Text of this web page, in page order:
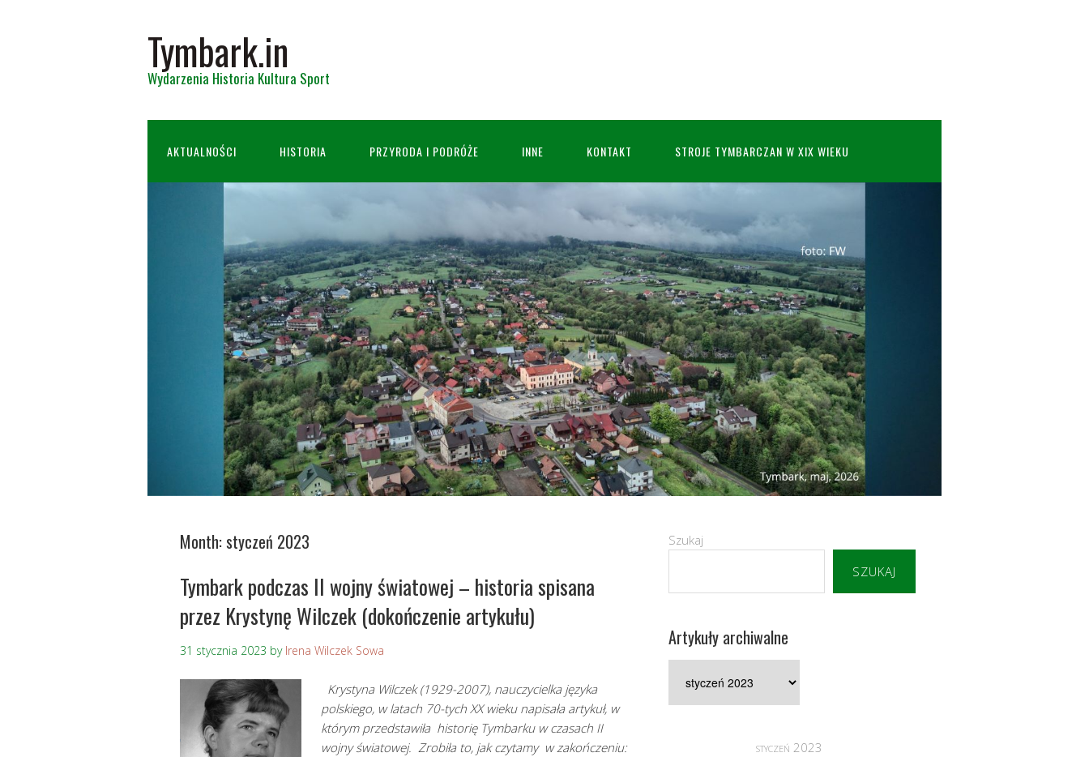
Tymbark.in
Wydarzenia Historia Kultura Sport
AKTUALNOŚCI HISTORIA PRZYRODA I PODRÓŻE INNE KONTAKT STROJE TYMBARCZAN W XIX WIEKU
Month: styczeń 2023
Tymbark podczas II wojny światowej – historia spisana
przez Krystynę Wilczek (dokończenie artykułu)
31 stycznia 2023 by Irena Wilczek Sowa
Krystyna Wilczek (1929-2007), nauczycielka języka
polskiego, w latach 70-tych XX wieku napisała artykuł, w
którym przedstawiła historię Tymbarku w czasach II
wojny światowej. Zrobiła to, jak czytamy w zakończeniu:
Szukaj
SZUKAJ
Artykuły archiwalne
archiwalne
styczeń 2023